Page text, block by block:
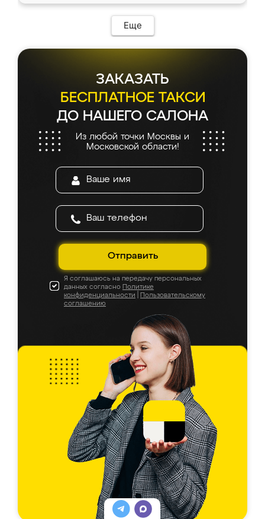
Еще
ЗАКАЗАТЬ
БЕСПЛАТНОЕ ТАКСИ
ДО НАШЕГО САЛОНА
Из любой точки Москвы и
Московской области!
Отправить
Я соглашаюсь на передачу персональных
данных согласно Политике
конфиденциальности
Пользовательскому
соглашению